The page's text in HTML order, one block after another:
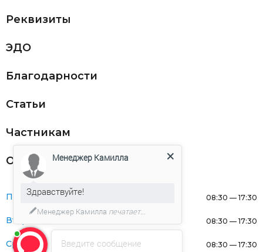
Реквизиты
ЭДО
Благодарности
Статьи
Частникам
Оферта
Понедельник: 08:30 — 17:30
Вторник: 08:30 — 17:30
Среда: 08:30 — 17:30
Введите сообщение
Менеджер Камилла
Здравствуйте!
Менеджер Камилла печатает...